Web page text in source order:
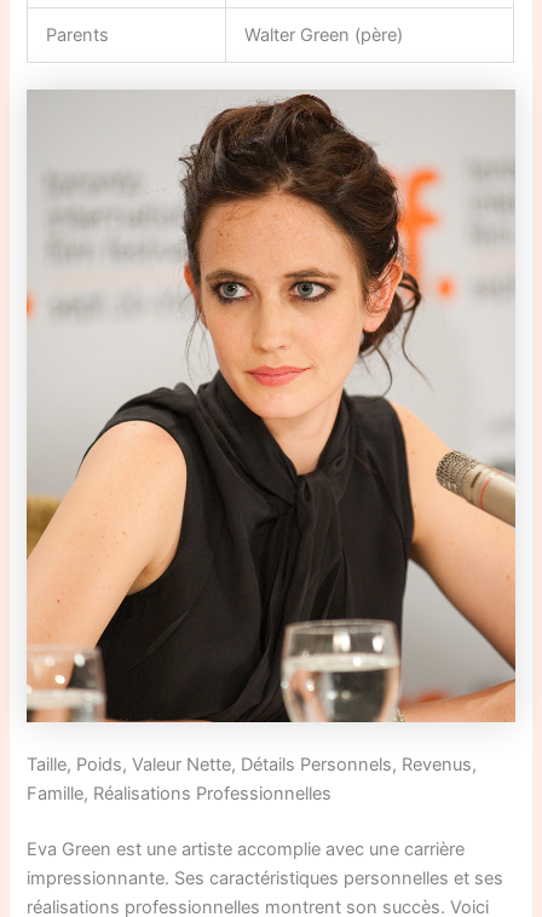
Parents Walter Green (père)
Taille, Poids, Valeur Nette, Détails Personnels, Revenus,
Famille, Réalisations Professionnelles
Eva Green est une artiste accomplie avec une carrière
impressionnante. Ses caractéristiques personnelles et ses
réalisations professionnelles montrent son succès. Voici